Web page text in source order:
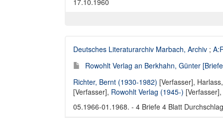
17.10.1960
Deutsches Literaturarchiv Marbach, Archiv ;
Rowohlt Verlag an Berkhahn, Günter
Richter, Bernt (1930-1982) [Verfasser],
[Verfasser], Rowohlt Verlag (1945-) [Verfasser],
05.1966-01.1968. - 4 Briefe 4 Blatt Durchschlag